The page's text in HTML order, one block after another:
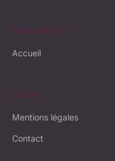
NAVIGATION
Accueil
LÉGAL
Mentions légales
Contact